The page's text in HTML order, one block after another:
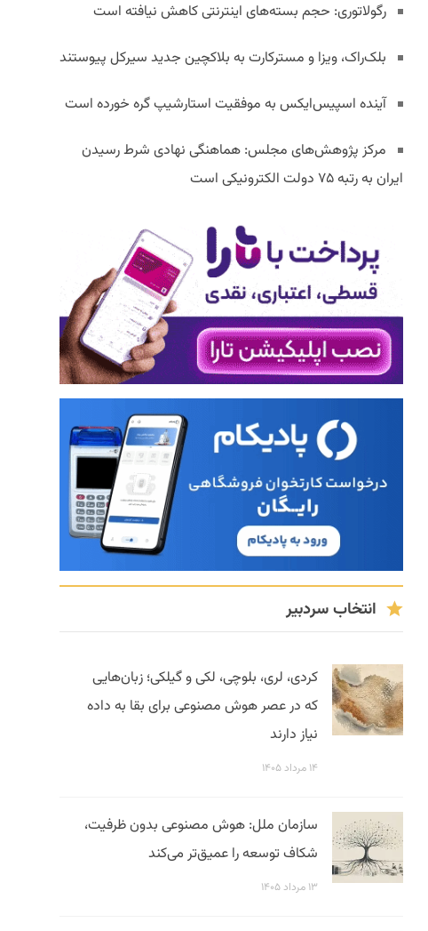
رگولاتوری: حجم بسته‌های اینترنتی کاهش نیافته است
بلک‌راک، ویزا و مسترکارت به بلاکچین جدید سیرکل پیوستند
آینده اسپیس‌ایکس به موفقیت استارشیپ گره خورده است
مرکز پژوهش‌های مجلس: هماهنگی نهادی شرط رسیدن
ایران به رتبه ۷۵ دولت الکترونیکی است
انتخاب سردبیر
کردی، لری، بلوچی، لکی و گیلکی؛ زبان‌هایی
که در عصر هوش مصنوعی برای بقا به داده
نیاز دارند
۱۴ مرداد ۱۴۰۵
سازمان ملل: هوش مصنوعی بدون ظرفیت،
شکاف توسعه را عمیق‌تر می‌کند
۱۳ مرداد ۱۴۰۵